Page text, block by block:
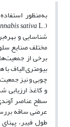
به‌منظور
(.
sativa
شناسایی و
مختلف صنایع
برخی از
بیومتری الیاف
چوبی و نیز
و کاغذ
سطح عناصر
عرضی ساقه
طول فیبر،